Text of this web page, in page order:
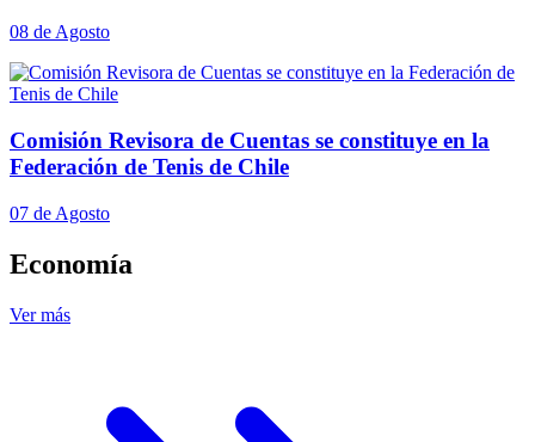
08 de Agosto
Comisión Revisora de Cuentas se constituye en la
Federación de Tenis de Chile
07 de Agosto
Economía
Ver más